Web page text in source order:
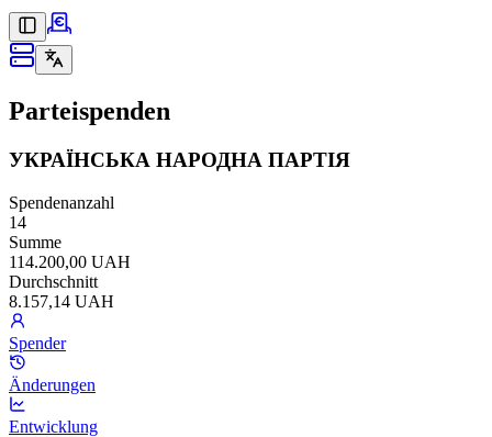
Parteispenden
УКРАЇНСЬКА НАРОДНА ПАРТІЯ
Spendenanzahl
14
Summe
114.200,00 UAH
Durchschnitt
8.157,14 UAH
Spender
Änderungen
Entwicklung